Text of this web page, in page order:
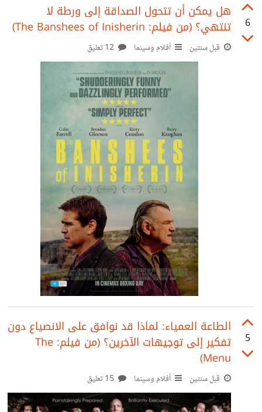
6
هل يمكن أن تتحول الصداقة إلى ورطة لا
تنتهي؟ (من فيلم: The Banshees of Inisherin)
قبل سنتين أفلام وسينما
5
الطاعة العمياء: لماذا قد نوافق على الانصياع دون
تفكير إلى توجيهات الآخرين؟ (من فيلم: The
Menu)
قبل سنتين أفلام وسينما